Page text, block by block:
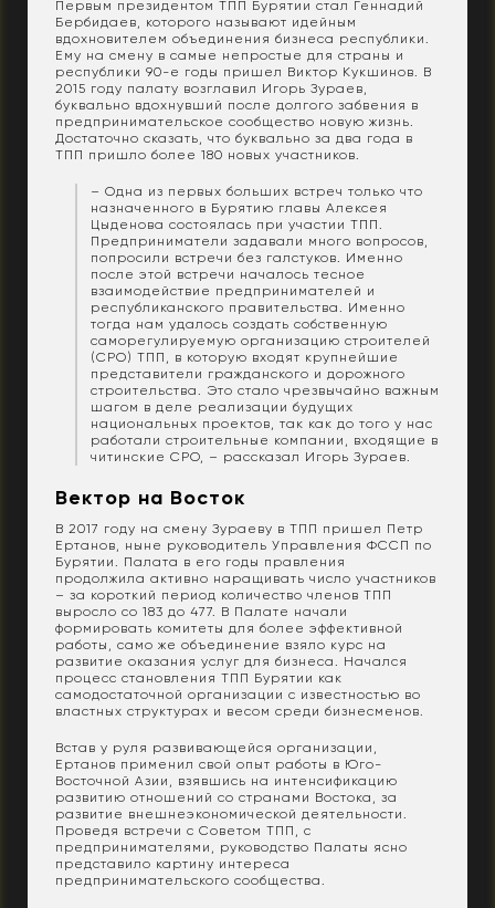
Первым президентом ТПП Бурятии стал Геннадий
Бербидаев, которого называют идейным
вдохновителем объединения бизнеса республики.
Ему на смену в самые непростые для страны и
республики 90-е годы пришел Виктор Кукшинов. В
2015 году палату возглавил Игорь Зураев,
буквально вдохнувший после долгого забвения в
предпринимательское сообщество новую жизнь.
Достаточно сказать, что буквально за два года в
ТПП пришло более 180 новых участников.
– Одна из первых больших встреч только что
назначенного в Бурятию главы Алексея
Цыденова состоялась при участии ТПП.
Предприниматели задавали много вопросов,
попросили встречи без галстуков. Именно
после этой встречи началось тесное
взаимодействие предпринимателей и
республиканского правительства. Именно
тогда нам удалось создать собственную
саморегулируемую организацию строителей
(СРО) ТПП, в которую входят крупнейшие
представители гражданского и дорожного
строительства. Это стало чрезвычайно важным
шагом в деле реализации будущих
национальных проектов, так как до того у нас
работали строительные компании, входящие в
читинские СРО, – рассказал Игорь Зураев.
Вектор на Восток
В 2017 году на смену Зураеву в ТПП пришел Петр
Ертанов, ныне руководитель Управления ФССП по
Бурятии. Палата в его годы правления
продолжила активно наращивать число участников
– за короткий период количество членов ТПП
выросло со 183 до 477. В Палате начали
формировать комитеты для более эффективной
работы, само же объединение взяло курс на
развитие оказания услуг для бизнеса. Начался
процесс становления ТПП Бурятии как
самодостаточной организации с известностью во
властных структурах и весом среди бизнесменов.
Встав у руля развивающейся организации,
Ертанов применил свой опыт работы в Юго-
Восточной Азии, взявшись на интенсификацию
развитию отношений со странами Востока, за
развитие внешнеэкономической деятельности.
Проведя встречи с Советом ТПП, с
предпринимателями, руководство Палаты ясно
представило картину интереса
предпринимательского сообщества.